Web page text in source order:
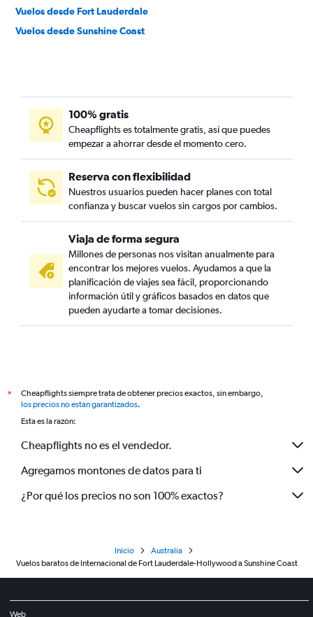
Vuelos desde Fort Lauderdale
Vuelos desde Sunshine Coast
100% gratis
Cheapflights es totalmente gratis, así que puedes
empezar a ahorrar desde el momento cero.
Reserva con flexibilidad
Nuestros usuarios pueden hacer planes con total
confianza y buscar vuelos sin cargos por cambios.
Viaja de forma segura
Millones de personas nos visitan anualmente para
encontrar los mejores vuelos. Ayudamos a que la
planificación de viajes sea fácil, proporcionando
información útil y gráficos basados en datos que
pueden ayudarte a tomar decisiones.
*
Cheapflights siempre trata de obtener precios exactos, sin embargo,
los precios no están garantizados.
Esta es la razón:
Cheapflights no es el vendedor.
Agregamos montones de datos para ti
¿Por qué los precios no son 100% exactos?
Inicio
Australia
Vuelos baratos de Internacional de Fort Lauderdale-Hollywood a Sunshine Coast
Web